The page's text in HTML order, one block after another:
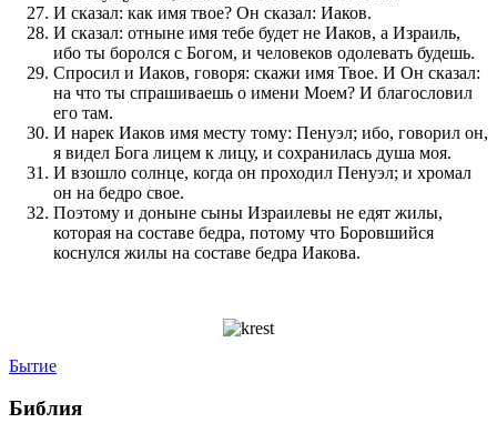
И сказал: как имя твое? Он сказал: Иаков.
И сказал: отныне имя тебе будет не Иаков, а Израиль,
ибо ты боролся с Богом, и человеков одолевать будешь.
Спросил и Иаков, говоря: скажи имя Твое. И Он сказал:
на что ты спрашиваешь о имени Моем? И благословил
его там.
И нарек Иаков имя месту тому: Пенуэл; ибо, говорил он,
я видел Бога лицем к лицу, и сохранилась душа моя.
И взошло солнце, когда он проходил Пенуэл; и хромал
он на бедро свое.
Поэтому и доныне сыны Израилевы не едят жилы,
которая на составе бедра, потому что Боровшийся
коснулся жилы на составе бедра Иакова.
Бытие
Библия